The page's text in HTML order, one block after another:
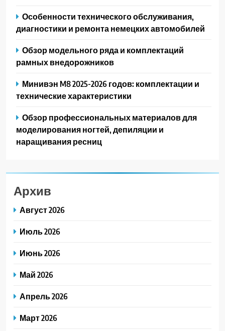
Особенности технического обслуживания,
диагностики и ремонта немецких автомобилей
Обзор модельного ряда и комплектаций
рамных внедорожников
Минивэн M8 2025-2026 годов: комплектации и
технические характеристики
Обзор профессиональных материалов для
моделирования ногтей, депиляции и
наращивания ресниц
Архив
Август 2026
Июль 2026
Июнь 2026
Май 2026
Апрель 2026
Март 2026